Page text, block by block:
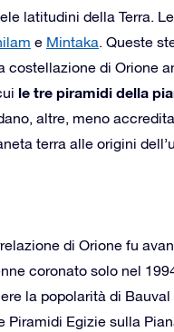
latitudini della Terra.
e Mintaka. Queste
costellazione di Orione
le tre piramidi della
altre, meno
terra alle origini
di Orione fu
coronato solo nel
la popolarità di
Piramidi Egizie sulla